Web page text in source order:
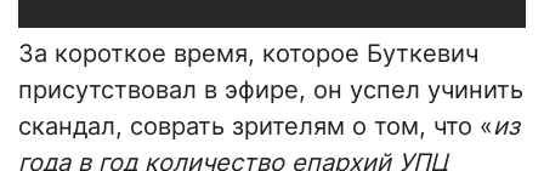
За короткое время, которое Буткевич
присутствовал в эфире, он успел учинить
скандал, соврать зрителям о том, что «из
года в год количество епархий УПЦ